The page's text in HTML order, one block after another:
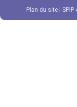
Plan du site SPIP